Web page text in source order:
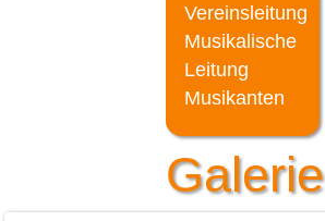
Vereinsleitung
Musikalische
Leitung
Musikanten
Galerie